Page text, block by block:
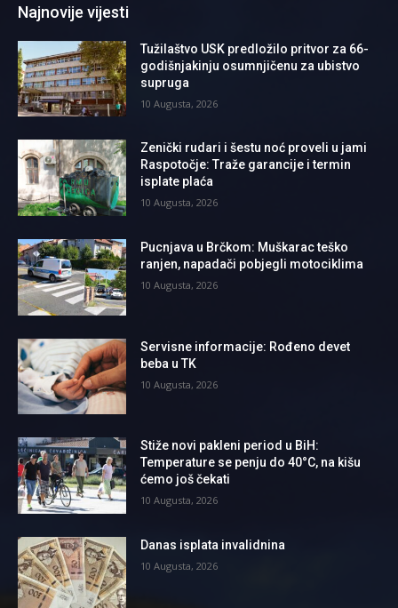
Najnovije vijesti
Tužilaštvo USK predložilo pritvor za 66-
godišnjakinju osumnjičenu za ubistvo
supruga
10 Augusta, 2026
Zenički rudari i šestu noć proveli u jami
Raspotočje: Traže garancije i termin
isplate plaća
10 Augusta, 2026
Pucnjava u Brčkom: Muškarac teško
ranjen, napadači pobjegli motociklima
10 Augusta, 2026
Servisne informacije: Rođeno devet
beba u TK
10 Augusta, 2026
Stiže novi pakleni period u BiH:
Temperature se penju do 40°C, na kišu
ćemo još čekati
10 Augusta, 2026
Danas isplata invalidnina
10 Augusta, 2026